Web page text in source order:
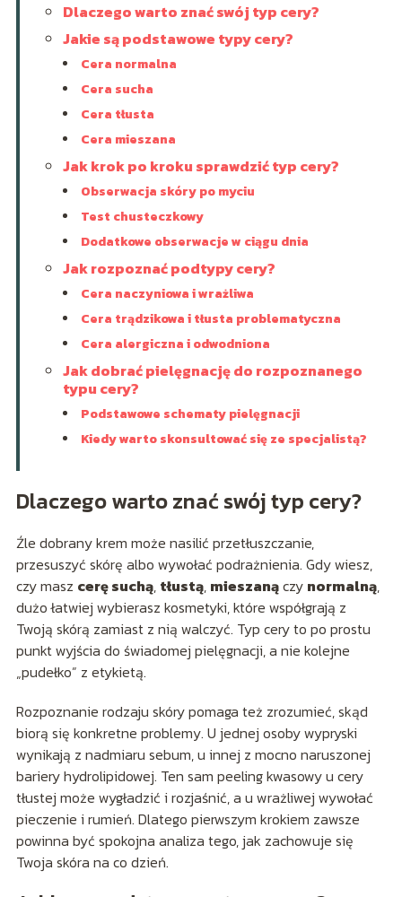
Dlaczego warto znać swój typ cery?
Jakie są podstawowe typy cery?
Cera normalna
Cera sucha
Cera tłusta
Cera mieszana
Jak krok po kroku sprawdzić typ cery?
Obserwacja skóry po myciu
Test chusteczkowy
Dodatkowe obserwacje w ciągu dnia
Jak rozpoznać podtypy cery?
Cera naczyniowa i wrażliwa
Cera trądzikowa i tłusta problematyczna
Cera alergiczna i odwodniona
Jak dobrać pielęgnację do rozpoznanego
typu cery?
Podstawowe schematy pielęgnacji
Kiedy warto skonsultować się ze specjalistą?
Dlaczego warto znać swój typ cery?
Źle dobrany krem może nasilić przetłuszczanie,
przesuszyć skórę albo wywołać podrażnienia. Gdy wiesz,
czy masz cerę suchą, tłustą, mieszanączy normalną,
dużo łatwiej wybierasz kosmetyki, które współgrają z
Twoją skórą zamiast z nią walczyć. Typ cery to po prostu
punkt wyjścia do świadomej pielęgnacji, a nie kolejne
„pudełko” z etykietą.
Rozpoznanie rodzaju skóry pomaga też zrozumieć, skąd
biorą się konkretne problemy. U jednej osoby wypryski
wynikają z nadmiaru sebum, u innej z mocno naruszonej
bariery hydrolipidowej. Ten sam peeling kwasowy u cery
tłustej może wygładzić i rozjaśnić, a u wrażliwej wywołać
pieczenie i rumień. Dlatego pierwszym krokiem zawsze
powinna być spokojna analiza tego, jak zachowuje się
Twoja skóra na co dzień.